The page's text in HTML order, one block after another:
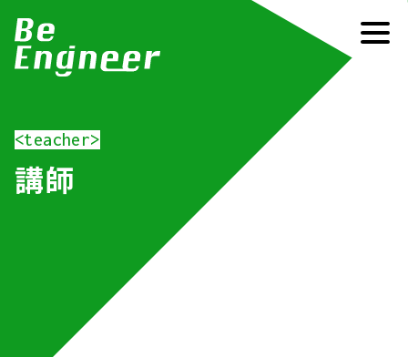
<teacher>
講師